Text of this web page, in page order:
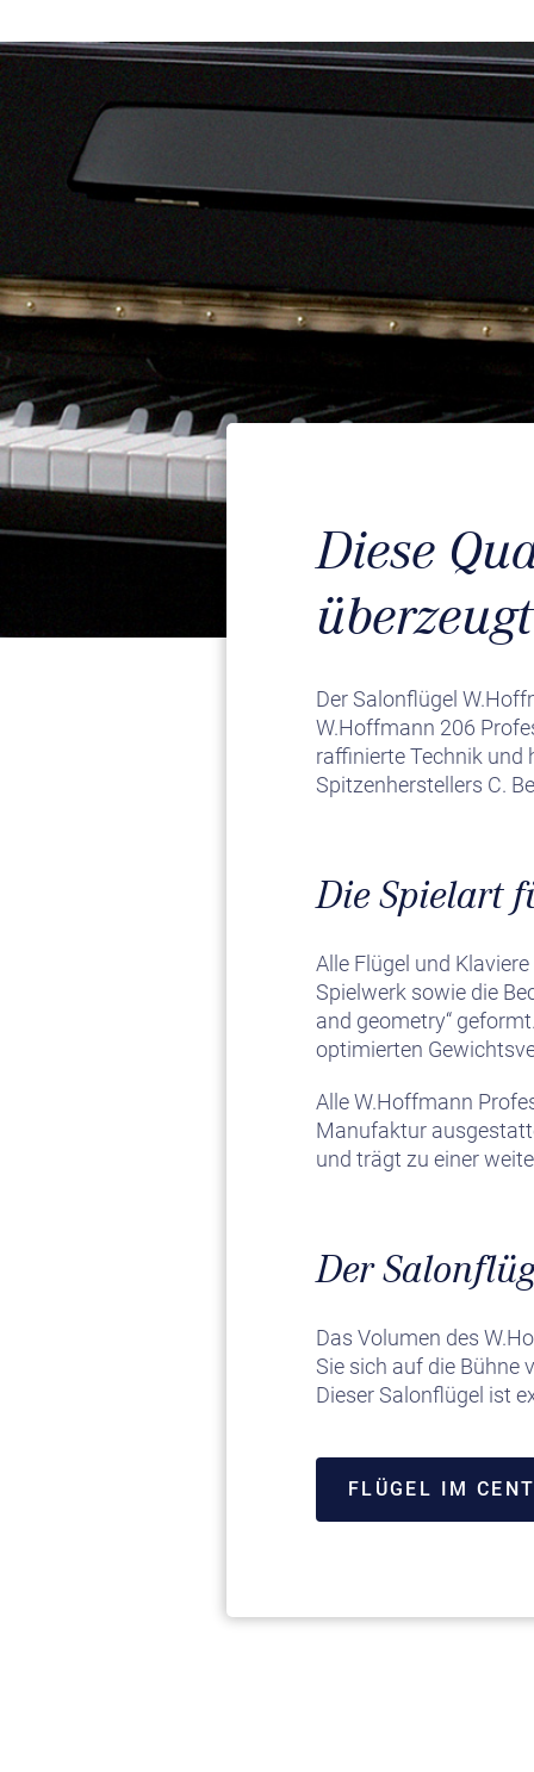
Diese
Der Salonflügel
W.Hoffmann 206
raffinierte Technik und
Spitzenherstellers C.
Die Spielart
Alle Flügel und
Spielwerk sowie die
and geometry“
optimierten
Alle W.Hoffmann
Manufaktur
und trägt zu einer
Der
Das Volumen des
Sie sich auf die Bühne
Dieser Salonflügel ist
FLÜGEL IM